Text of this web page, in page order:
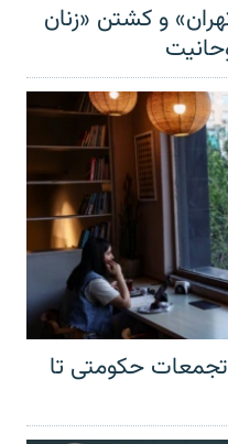
و کشتن «زنان
تجمعات حکومتی تا